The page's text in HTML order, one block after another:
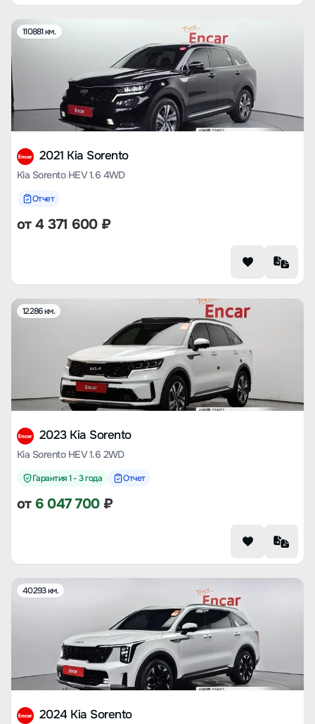
110881 км.
2021 Kia Sorento
Kia Sorento HEV 1.6 4WD
Отчет
от4 371 600₽
12286 км.
2023 Kia Sorento
Kia Sorento HEV 1.6 2WD
Гарантия 1 - 3 года Отчет
от 6 047 700₽
40293 км.
2024 Kia Sorento